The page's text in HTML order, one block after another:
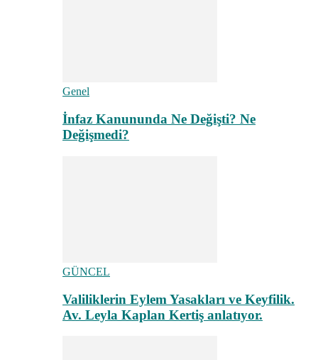
Genel
İnfaz Kanununda Ne Değişti? Ne
Değişmedi?
GÜNCEL
Valiliklerin Eylem Yasakları ve Keyfilik.
Av. Leyla Kaplan Kertiş anlatıyor.